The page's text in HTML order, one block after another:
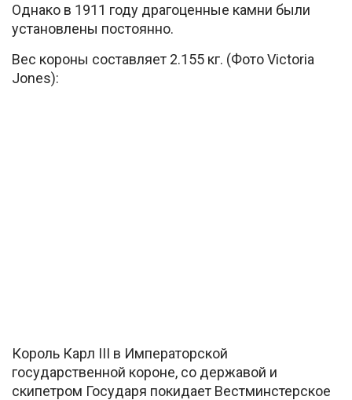
Однако в 1911 году драгоценные камни были
установлены постоянно.
Вес короны составляет 2.155 кг. (Фото Victoria
Jones):
Король Карл III в Императорской
государственной короне, со державой и
скипетром Государя покидает Вестминстерское